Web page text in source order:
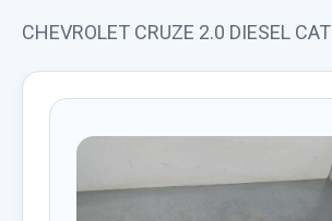
CHEVROLET CRUZE 2.0 DIESEL CAT